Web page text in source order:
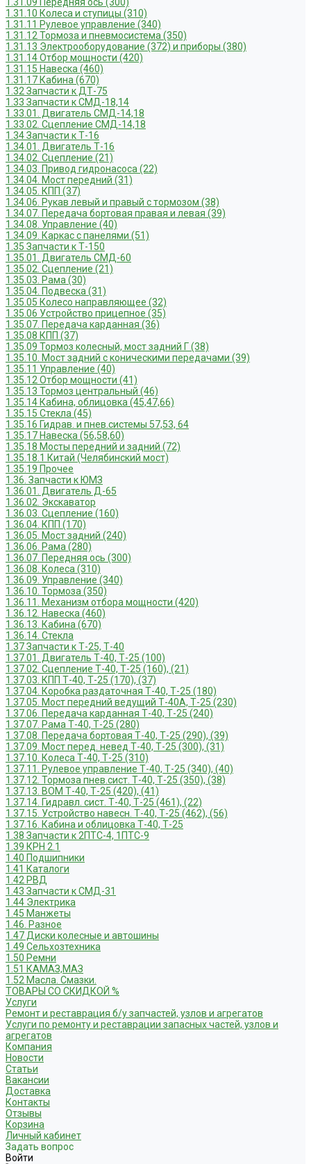
1.31.10 Колеса и ступицы (310)
1.31.11 Рулевое управление (340)
1.31.12 Тормоза и пневмосистема (350)
1.31.13 Электрооборудование (372) и приборы (380)
1.31.14 Отбор мощности (420)
1.31.15 Навеска (460)
1.31.17 Кабина (670)
1.32 Запчасти к ДТ-75
1.33 Запчасти к СМД-18,14
1.33.01. Двигатель СМД-14,18
1.33.02. Сцепление СМД-14,18
1.34 Запчасти к Т-16
1.34.01. Двигатель Т-16
1.34.02. Сцепление (21)
1.34.03. Привод гидронасоса (22)
1.34.04. Мост передний (31)
1.34.05. КПП (37)
1.34.06. Рукав левый и правый с тормозом (38)
1.34.07. Передача бортовая правая и левая (39)
1.34.08. Управление (40)
1.34.09. Каркас с панелями (51)
1.35 Запчасти к Т-150
1.35.01. Двигатель СМД-60
1.35.02. Сцепление (21)
1.35.03. Рама (30)
1.35.04. Подвеска (31)
1.35.05 Колесо направляющее (32)
1.35.06 Устройство прицепное (35)
1.35.07. Передача карданная (36)
1.35.08 КПП (37)
1.35.09 Тормоз колесный, мост задний Г (38)
1.35.10. Мост задний с коническими передачами (39)
1.35.11 Управление (40)
1.35.12 Отбор мощности (41)
1.35.13 Тормоз центральный (46)
1.35.14 Кабина, облицовка (45,47,66)
1.35.15 Стекла (45)
1.35.16 Гидрав. и пнев.системы 57,53, 64
1.35.17 Навеска (56,58,60)
1.35.18 Мосты передний и задний (72)
1.35.18.1 Китай (Челябинский мост)
1.35.19 Прочее
1.36. Запчасти к ЮМЗ
1.36.01. Двигатель Д-65
1.36.02. Экскаватор
1.36.03. Сцепление (160)
1.36.04. КПП (170)
1.36.05. Мост задний (240)
1.36.06. Рама (280)
1.36.07. Передняя ось (300)
1.36.08. Колеса (310)
1.36.09. Управление (340)
1.36.10. Тормоза (350)
1.36.11. Механизм отбора мощности (420)
1.36.12. Навеска (460)
1.36.13. Кабина (670)
1.36.14. Стекла
1.37 Запчасти к Т-25, Т-40
1.37.01. Двигатель Т-40, Т-25 (100)
1.37.02. Сцепление Т-40, Т-25 (160), (21)
1.37.03. КПП Т-40, Т-25 (170), (37)
1.37.04. Коробка раздаточная Т-40, Т-25 (180)
1.37.05. Мост передний ведущий Т-40А, Т-25 (230)
1.37.06. Передача карданная Т-40, Т-25 (240)
1.37.07. Рама Т-40, Т-25 (280)
1.37.08. Передача бортовая Т-40, Т-25 (290), (39)
1.37.09. Мост перед. невед Т-40, Т-25 (300), (31)
1.37.10. Колеса Т-40, Т-25 (310)
1.37.11. Рулевое управление Т-40, Т-25 (340), (40)
1.37.12. Тормоза пнев.сист. Т-40, Т-25 (350), (38)
1.37.13. ВОМ Т-40, Т-25 (420), (41)
1.37.14. Гидравл. сист. Т-40, Т-25 (461), (22)
1.37.15. Устройство навесн. Т-40, Т-25 (462), (56)
1.37.16. Кабина и облицовка Т-40, Т-25
1.38 Запчасти к 2ПТС-4, 1ПТС-9
1.39 КРН 2.1
1.40 Подшипники
1.41 Каталоги
1.42 РВД
1.43 Запчасти к СМД-31
1.44 Электрика
1.45 Манжеты
1.46. Разное
1.47 Диски колесные и автошины
1.49 Сельхозтехника
1.50 Ремни
1.51 КАМАЗ,МАЗ
1.52 Масла. Смазки.
ТОВАРЫ СО СКИДКОЙ %
Услуги
Ремонт и реставрация б/у запчастей, узлов и агрегатов
Услуги по ремонту и реставрации запасных частей, узлов и
агрегатов
Компания
Новости
Статьи
Вакансии
Доставка
Контакты
Отзывы
Корзина
Личный кабинет
Задать вопрос
Войти